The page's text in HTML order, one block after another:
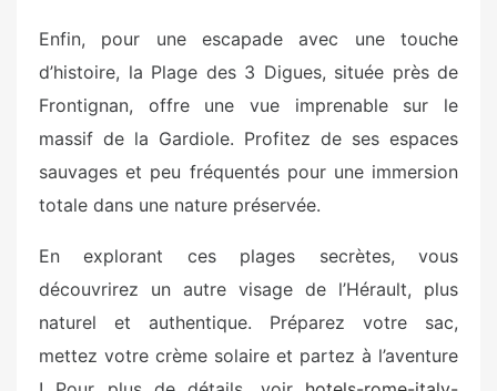
Enfin, pour une escapade avec une touche
d’histoire, la Plage des 3 Digues, située près de
Frontignan, offre une vue imprenable sur le
massif de la Gardiole. Profitez de ses espaces
sauvages et peu fréquentés pour une immersion
totale dans une nature préservée.
En explorant ces plages secrètes, vous
découvrirez un autre visage de l’Hérault, plus
naturel et authentique. Préparez votre sac,
mettez votre crème solaire et partez à l’aventure